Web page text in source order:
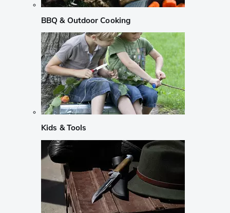
BBQ & Outdoor Cooking
Kids & Tools